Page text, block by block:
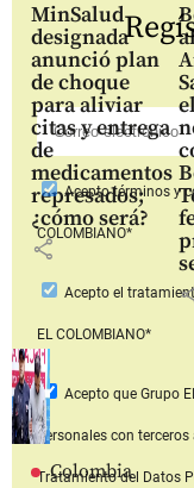
MinSalud
designada
anunció plan
de choque
para aliviar
citas y entrega
de
medicamentos
represados;
¿cómo será?
share
Colombia
Aceptotérminos y
COLOMBIANO*
Acepto el
EL COLOMBIANO*
Acepto que Grupo
personales con
Tratamiento del Datos